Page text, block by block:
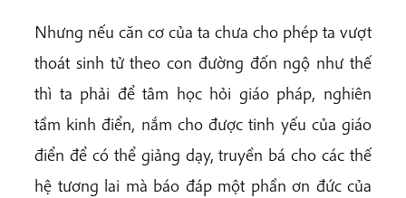
Nhưng nếu căn cơ của ta chưa cho phép ta vượt
thoát sinh tử theo con đường đốn ngộ như thế
thì ta phải để tâm học hỏi giáo pháp, nghiên
tầm kinh điển, nắm cho được tinh yếu của giáo
điển để có thể giảng dạy, truyền bá cho các thế
hệ tương lai mà báo đáp một phần ơn đức của